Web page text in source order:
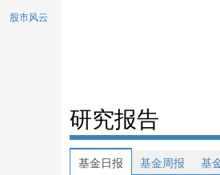
股市风云
研究报告
基金日报 基金周报 基